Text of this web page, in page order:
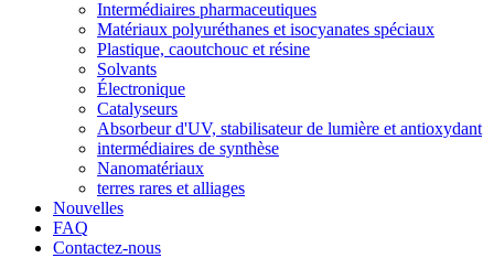
Intermédiaires pharmaceutiques
Matériaux polyuréthanes et isocyanates spéciaux
Plastique, caoutchouc et résine
Solvants
Électronique
Catalyseurs
Absorbeur d'UV, stabilisateur de lumière et antioxydant
intermédiaires de synthèse
Nanomatériaux
terres rares et alliages
Nouvelles
FAQ
Contactez-nous